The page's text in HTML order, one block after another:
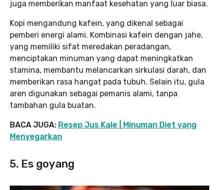
juga memberikan manfaat kesehatan yang luar biasa.
Kopi mengandung kafein, yang dikenal sebagai
pemberi energi alami. Kombinasi kafein dengan jahe,
yang memiliki sifat meredakan peradangan,
menciptakan minuman yang dapat meningkatkan
stamina, membantu melancarkan sirkulasi darah, dan
memberikan rasa hangat pada tubuh. Selain itu, gula
aren digunakan sebagai pemanis alami, tanpa
tambahan gula buatan.
BACA JUGA: Resep Jus Kale | Minuman Diet yang
Menyegarkan
5. Es goyang